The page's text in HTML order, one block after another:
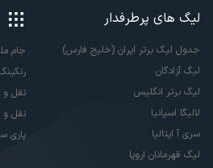
لیگ های پرطرفدار
جدول لیگ برتر ایران (خلیج فارس)
لیگ آزادگان
لیگ برتر انگلیس
لالیگا اسپانیا
سری آ ایتالیا
لیگ قهرمانان اروپا
جام
نقل و
نقل و
پاری